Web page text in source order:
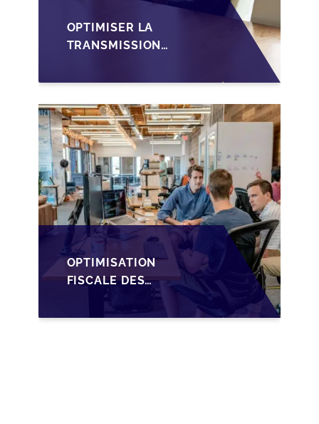
OPTIMISER LA
TRANSMISSION
LUXEMBOURGEOISE
SOPARFI
OPTIMISATION
FISCALE DES
TRANSMISSIONS VIA
LA HOLDING SOPARFI